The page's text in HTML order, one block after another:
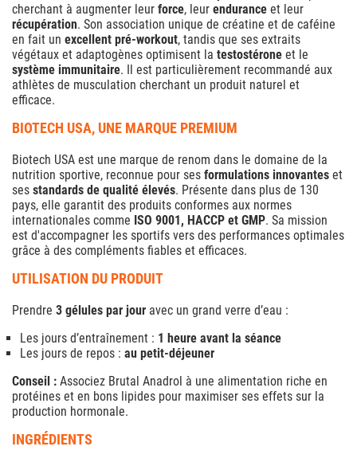
cherchant à augmenter leur force, leur endurance et leur
récupération. Son association unique de créatine et de caféine
en fait un excellent pré-workout, tandis que ses extraits
végétaux et adaptogènes optimisent la testostérone et le
système immunitaire. Il est particulièrement recommandé aux
athlètes de musculation cherchant un produit naturel et
efficace.
BIOTECH USA, UNE MARQUE PREMIUM
Biotech USA est une marque de renom dans le domaine de la
nutrition sportive, reconnue pour ses formulations innovantes et
ses standards de qualité élevés. Présente dans plus de 130
pays, elle garantit des produits conformes aux normes
internationales comme ISO 9001, HACCP et GMP. Sa mission
est d'accompagner les sportifs vers des performances optimales
grâce à des compléments fiables et efficaces.
UTILISATION DU PRODUIT
Prendre 3 gélules par jour avec un grand verre d’eau :
Les jours d’entraînement : 1 heure avant la séance
Les jours de repos : au petit-déjeuner
Conseil : Associez Brutal Anadrol à une alimentation riche en
protéines et en bons lipides pour maximiser ses effets sur la
production hormonale.
INGRÉDIENTS